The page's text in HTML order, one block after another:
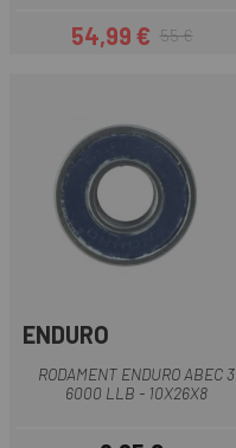
Preu
54,99 €Preu regular
55 €
ENDURO
RODAMENT ENDURO ABEC 3
6000 LLB - 10X26X8